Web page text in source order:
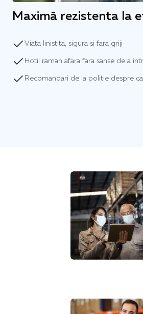
Maximă rezistenta la
Viata linistita, sigura si fara griji
Hotii raman afara fara sanse de a
Recomandari de la politie despre